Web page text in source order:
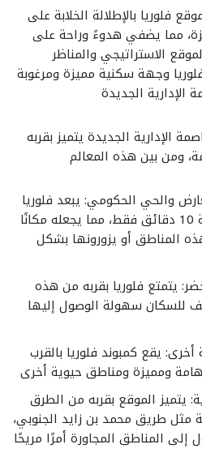
فلوريا بالإطلالة الخلابة على
مما يضفي هدوءً وراحة على
الاستراتيجي والمناظر
وجهة سكنية مميزة ومرغوبة
الجديدة
الإدارية الجديدة يتميز بقربه
ومن بين هذه المعالم
والحي الحكومي: يبعد فلوريا
عن هذه المناطق مسافة 10 دقائق فقط، مما يجعله مكانًا
المناطق أو يزورونها بشكل
يتمتع فلوريا بقربه من هذه
للسكان سهولة الوصول إليها
يقع كمبوند فلوريا بالقرب
ومميزة ومناطق حيوية أخرى
يتميز الموقع بقربه من الطرق
مثل طريق محمد بن زايد الجنوبي،
إلى المناطق المجاورة أمرًا مريحًا